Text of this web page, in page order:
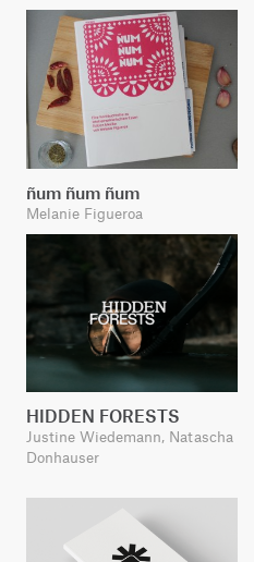
ñum ñum ñum
Melanie Figueroa
HIDDEN FORESTS
Justine Wiedemann, Natascha
Donhauser